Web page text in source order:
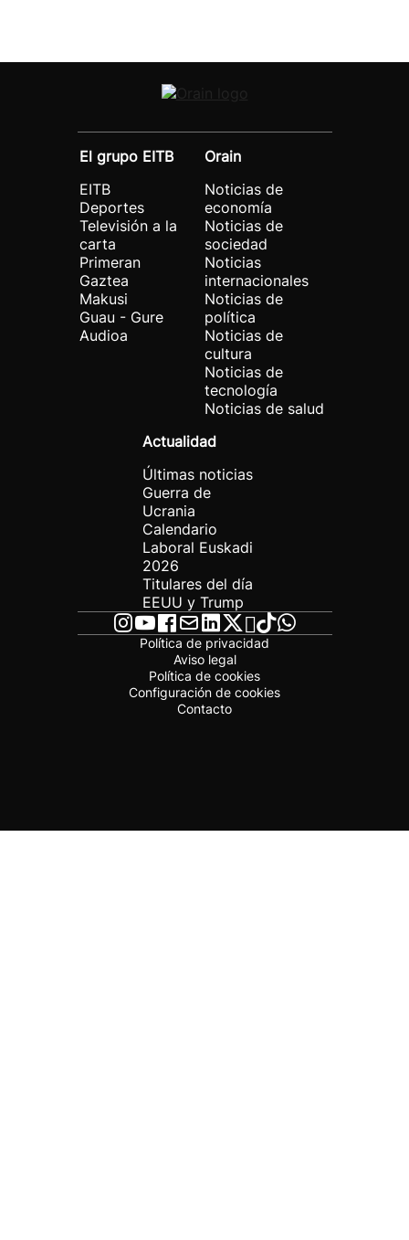
El grupo EITB
EITB
Deportes
Televisión a la
carta
Primeran
Gaztea
Makusi
Guau - Gure
Audioa
Orain
Noticias de
economía
Noticias de
sociedad
Noticias
internacionales
Noticias de
política
Noticias de
cultura
Noticias de
tecnología
Noticias de salud
Actualidad
Últimas noticias
Guerra de
Ucrania
Calendario
Laboral Euskadi
2026
Titulares del día
EEUU y Trump
Política de privacidad
Aviso legal
Política de cookies
Configuración de cookies
Contacto